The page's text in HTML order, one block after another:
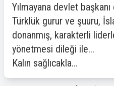
Yılmayana devlet
Türklük gurur ve şuuru,
donanmış, karakterli
yönetmesi dileği ile...
Kalın sağlıcakla...